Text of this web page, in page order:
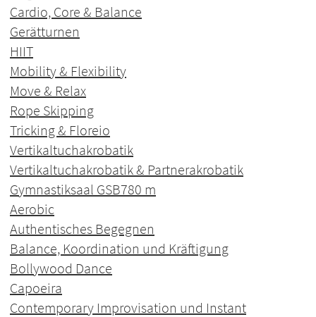
Cardio, Core & Balance
Gerätturnen
HIIT
Mobility & Flexibility
Move & Relax
Rope Skipping
Tricking & Floreio
Vertikaltuchakrobatik
Vertikaltuchakrobatik & Partnerakrobatik
Gymnastiksaal GSB780 m
Aerobic
Authentisches Begegnen
Balance, Koordination und Kräftigung
Bollywood Dance
Capoeira
Contemporary Improvisation und Instant